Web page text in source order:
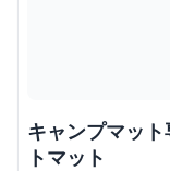
キャンプマッ
トマット